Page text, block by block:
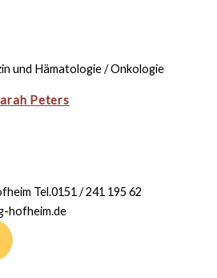
und Hämatologie / Onkologie
Tel.0151 / 241 195 62
hofheim.de